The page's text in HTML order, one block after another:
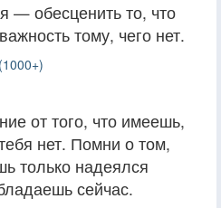
— обесценить то, что
тому, чего нет.
от того, что имеешь,
нет. Помни о том,
только надеялся
сейчас.